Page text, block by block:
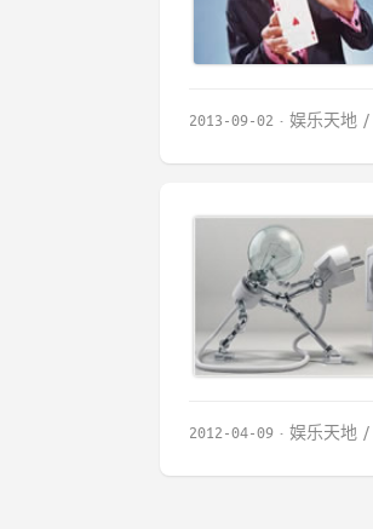
2013-09-02 娱乐天地
2012-04-09 娱乐天地